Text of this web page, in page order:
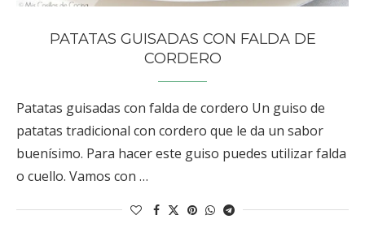
PATATAS GUISADAS CON FALDA DE
CORDERO
Patatas guisadas con falda de cordero Un guiso de
patatas tradicional con cordero que le da un sabor
buenísimo. Para hacer este guiso puedes utilizar falda
o cuello. Vamos con …